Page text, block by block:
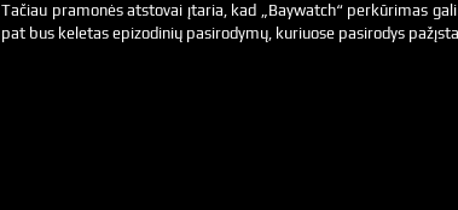
Tačiau pramonės atstovai įtaria, kad „Baywatch“ perkūrimas
pat bus keletas epizodinių pasirodymų, kuriuose pasirodys